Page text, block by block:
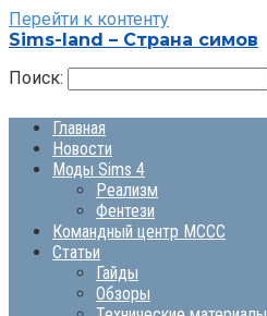
Перейти к контенту
Sims-land – Страна симов
Поиск:
Главная
Новости
Моды Sims 4
Реализм
Фентези
Командный центр MCCC
Статьи
Гайды
Обзоры